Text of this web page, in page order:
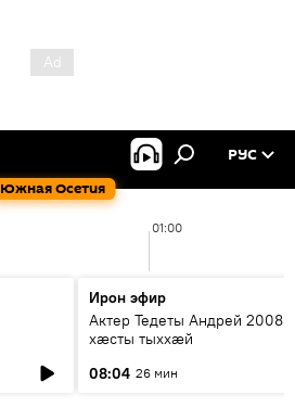
Южная Осетия
РУС
01:00
Ирон эфир
Актер Тедеты Андрей 2008
хæсты тыххæй
08:04 26 мин